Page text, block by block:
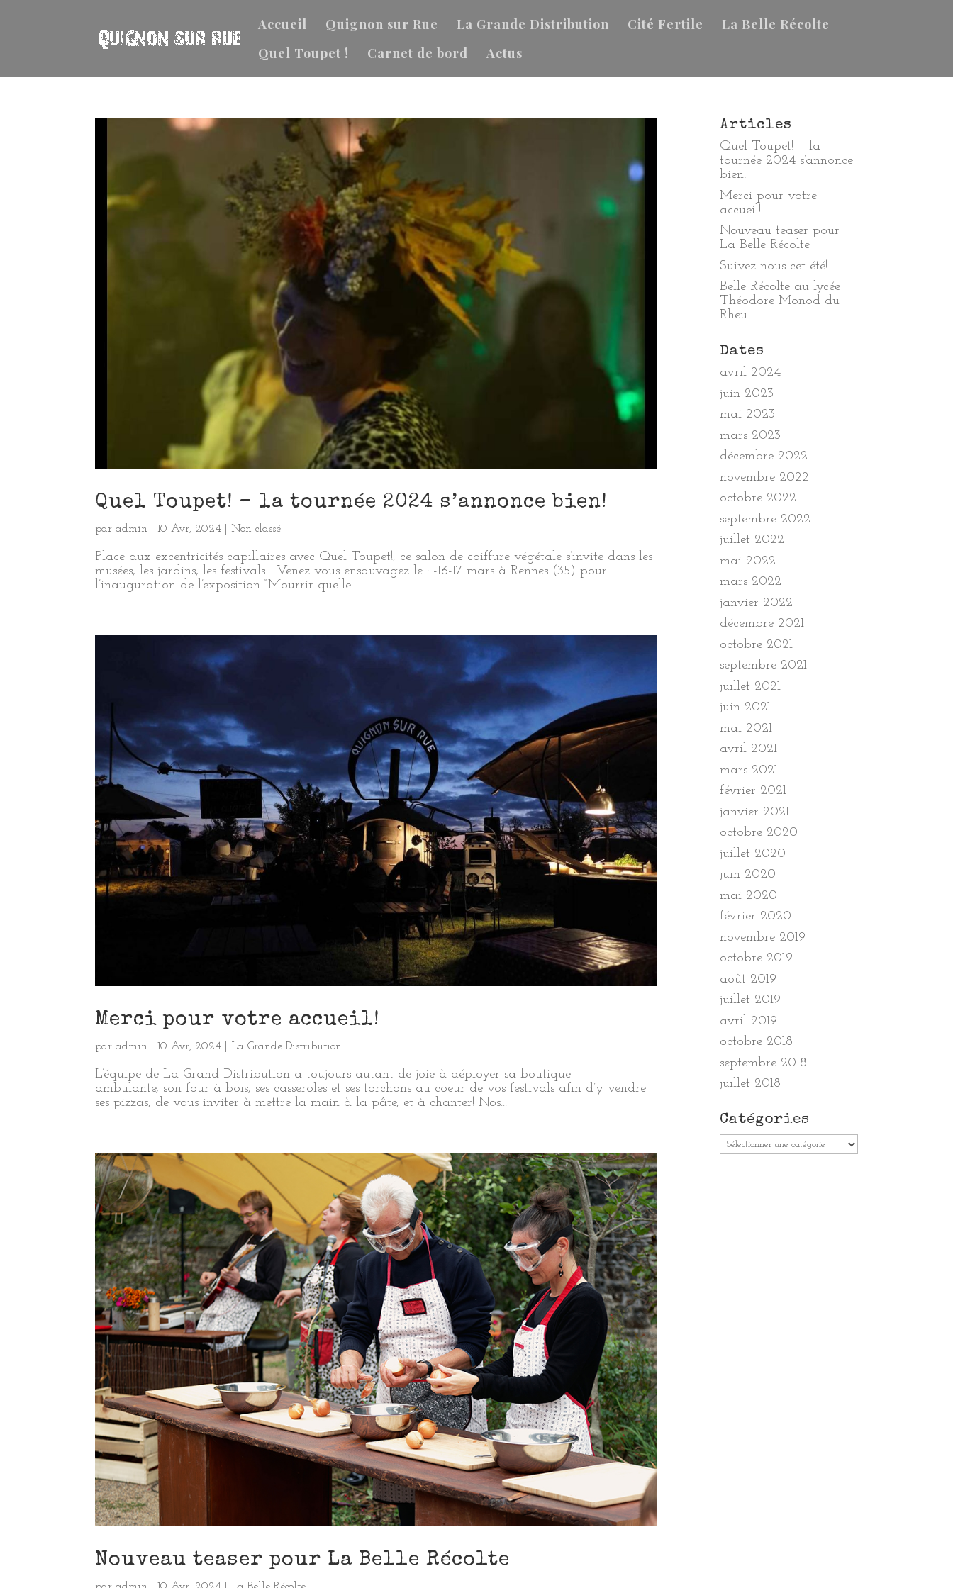
Accueil Quignon sur Rue La Grande Distribution Cité Fertile
La Belle Récolte
Quel Toupet !
Carnet de bord Actus
Quel Toupet! – la tournée 2024 s’annonce bien!
paradmin |10 Avr, 2024 Non classé
Place aux excentricités capillaires avec Quel Toupet!, ce salon de coiffure végétale s’invite dans les
musées, les jardins, les festivals… Venez vous ensauvagez le : -16-17 mars à Rennes (35) pour
l’inauguration de l’exposition “Mourrir quelle...
Merci pour votre accueil!
paradmin |10 Avr, 2024 La Grande Distribution
L’équipe de La Grand Distribution a toujours autant de joie à déployer sa boutique
ambulante, son four à bois, ses casseroles et ses torchons au coeur de vos festivals afin d’y vendre
ses pizzas, de vous inviter à mettre la main à la pâte, et à chanter! Nos...
Nouveau teaser pour La Belle Récolte
Articles
Quel Toupet! – la
tournée 2024 s’annonce
bien!
Merci pour votre
accueil!
Nouveau teaser pour
La Belle Récolte
Suivez-nous cet été!
Belle Récolte au lycée
Théodore Monod du
Rheu
Dates
avril 2024
juin 2023
mai 2023
mars 2023
décembre 2022
novembre 2022
octobre 2022
septembre 2022
juillet 2022
mai 2022
mars 2022
janvier 2022
décembre 2021
octobre 2021
septembre 2021
juillet 2021
juin 2021
mai 2021
avril 2021
mars 2021
février 2021
janvier 2021
octobre 2020
juillet 2020
juin 2020
mai 2020
février 2020
novembre 2019
octobre 2019
août 2019
juillet 2019
avril 2019
octobre 2018
septembre 2018
juillet 2018
Catégories
Catégories